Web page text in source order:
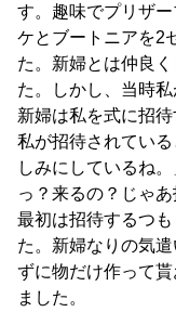
す。趣味でプリザ
ケとブートニアを2
た。新婦とは仲良
た。しかし、当時
新婦は私を式に招
私が招待されてい
しみにしているね
っ？来るの？じゃ
最初は招待するつ
た。新婦なりの気
ずに物だけ作って
ました。